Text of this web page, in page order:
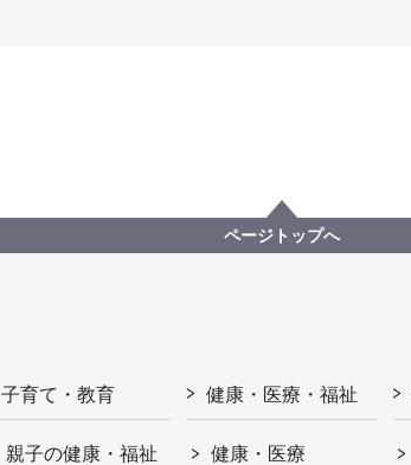
ページトップへ
子育て・教育
親子の健康・福祉
健康・医療・福祉
健康・医療